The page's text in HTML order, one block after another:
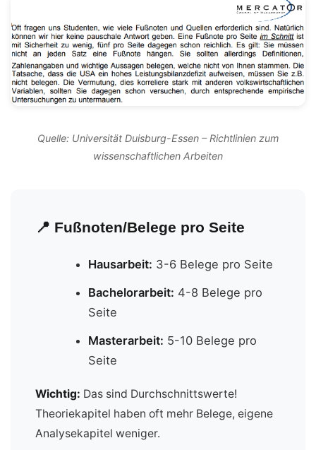
Quelle: Universität Duisburg-Essen – Richtlinien zum
wissenschaftlichen Arbeiten
📍 Fußnoten/Belege pro Seite
Hausarbeit: 3-6 Belege pro Seite
Bachelorarbeit: 4-8 Belege pro
Seite
Masterarbeit: 5-10 Belege pro
Seite
Wichtig: Das sind Durchschnittswerte!
Theoriekapitel haben oft mehr Belege, eigene
Analysekapitel weniger.